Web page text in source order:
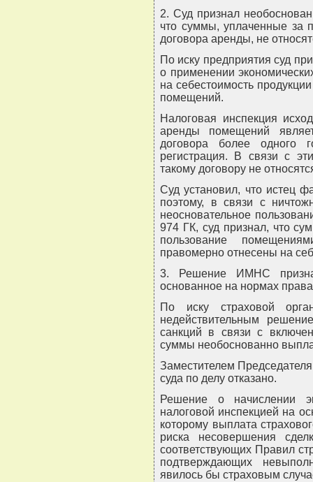
2. Суд признал
что суммы, уплаченные за
договора аренды, не
По иску предприятия суд
о применении
на себестоимость
помещений.
Налоговая инспекция
аренды помещений
договора более одного
регистрация. В связи с
такому договору не
Суд установил, что истец
поэтому, в связи с
неосновательное
974 ГК, суд признал, что
пользование
правомерно отнесены на
3. Решение ИМНС
основанное на нормах
По иску страховой
недействительным
санкций в связи с
суммы необоснованно
Заместителем
суда по делу отказано.
Решение о начислении
налоговой инспекцией на
которому выплата
риска несовершения
соответствующих Правил
подтверждающих
явилось бы страховым